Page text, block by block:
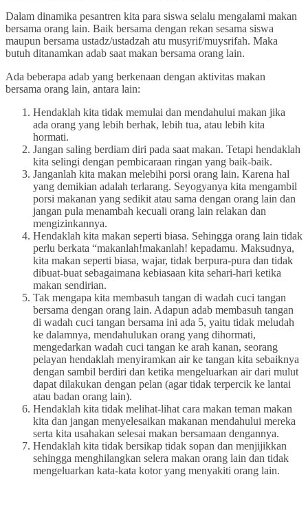
Dalam dinamika pesantren kita para siswa selalu mengalami makan
bersama orang lain. Baik bersama dengan rekan sesama siswa
maupun bersama ustadz/ustadzah atu musyrif/muysrifah. Maka
butuh ditanamkan adab saat makan bersama orang lain.
Ada beberapa adab yang berkenaan dengan aktivitas makan
bersama orang lain, antara lain:
Hendaklah kita tidak memulai dan mendahului makan jika
ada orang yang lebih berhak, lebih tua, atau lebih kita
hormati.
Jangan saling berdiam diri pada saat makan. Tetapi hendaklah
kita selingi dengan pembicaraan ringan yang baik-baik.
Janganlah kita makan melebihi porsi orang lain. Karena hal
yang demikian adalah terlarang. Seyogyanya kita mengambil
porsi makanan yang sedikit atau sama dengan orang lain dan
jangan pula menambah kecuali orang lain relakan dan
mengizinkannya.
Hendaklah kita makan seperti biasa. Sehingga orang lain tidak
perlu berkata “makanlah!makanlah! kepadamu. Maksudnya,
kita makan seperti biasa, wajar, tidak berpura-pura dan tidak
dibuat-buat sebagaimana kebiasaan kita sehari-hari ketika
makan sendirian.
Tak mengapa kita membasuh tangan di wadah cuci tangan
bersama dengan orang lain. Adapun adab membasuh tangan
di wadah cuci tangan bersama ini ada 5, yaitu tidak meludah
ke dalamnya, mendahulukan orang yang dihormati,
mengedarkan wadah cuci tangan ke arah kanan, seorang
pelayan hendaklah menyiramkan air ke tangan kita sebaiknya
dengan sambil berdiri dan ketika mengeluarkan air dari mulut
dapat dilakukan dengan pelan (agar tidak terpercik ke lantai
atau badan orang lain).
Hendaklah kita tidak melihat-lihat cara makan teman makan
kita dan jangan menyelesaikan makanan mendahului mereka
serta kita usahakan selesai makan bersamaan dengannya.
Hendaklah kita tidak bersikap tidak sopan dan menjijikkan
sehingga menghilangkan selera makan orang lain dan tidak
mengeluarkan kata-kata kotor yang menyakiti orang lain.